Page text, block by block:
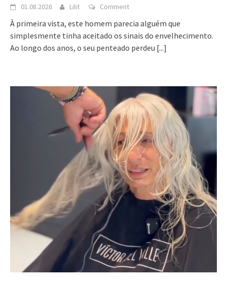
01.08.2026 Lilit Comment
À primeira vista, este homem parecia alguém que
simplesmente tinha aceitado os sinais do envelhecimento.
Ao longo dos anos, o seu penteado perdeu [...]